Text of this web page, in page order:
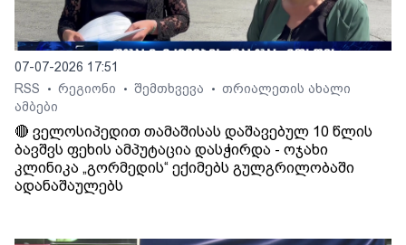
07-07-2026 17:51
RSS
• რეგიონი • შემთხვევა • თრიალეთის ახალი
ამბები
🔴 ველოსიპედით თამაშისას დაშავებულ 10 წლის
ბავშვს ფეხის ამპუტაცია დასჭირდა - ოჯახი
კლინიკა „გორმედის“ ექიმებს გულგრილობაში
ადანაშაულებს